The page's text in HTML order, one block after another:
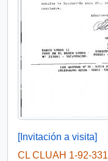
[Invitación a visita]
CL CLUAH 1-92-